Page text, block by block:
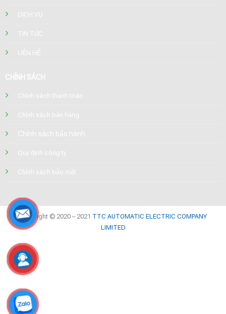
DỊCH VỤ
TIN TỨC
LIÊN HỆ
CHÍNH SÁCH
Chính sách thanh toán
Chính sách bán hàng
Chính sách bảo hành
Quy định công ty
Chính sách bảo mật
Copyright © 2020 – 2021 TTC AUTOMATIC ELECTRIC COMPANY
LIMITED